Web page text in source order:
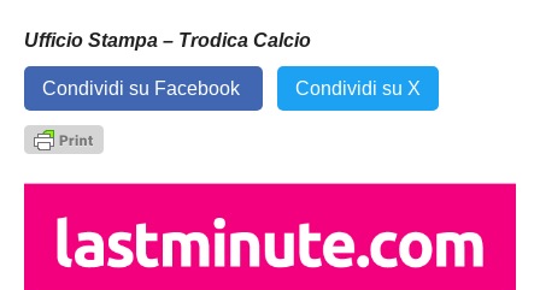
Ufficio Stampa – Trodica Calcio
Condividi su Facebook Condividi su X